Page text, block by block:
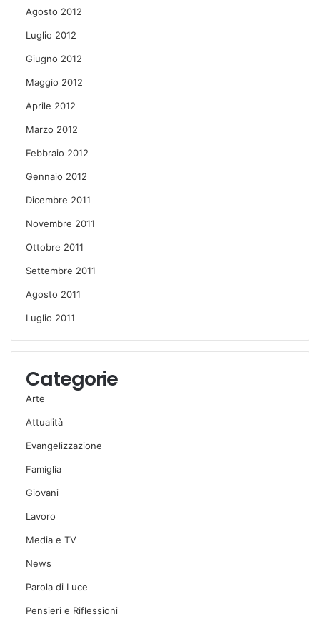
Agosto 2012
Luglio 2012
Giugno 2012
Maggio 2012
Aprile 2012
Marzo 2012
Febbraio 2012
Gennaio 2012
Dicembre 2011
Novembre 2011
Ottobre 2011
Settembre 2011
Agosto 2011
Luglio 2011
Categorie
Arte
Attualità
Evangelizzazione
Famiglia
Giovani
Lavoro
Media e TV
News
Parola di Luce
Pensieri e Riflessioni